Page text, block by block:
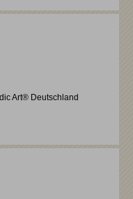
Art® Deutschland